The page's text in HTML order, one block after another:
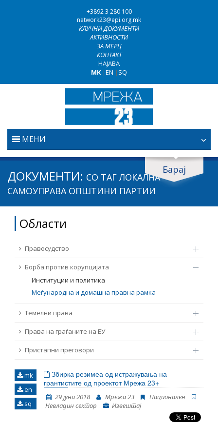
+3892 3 280 100
network23@epi.org.mk
КЛУЧНИ ДОКУМЕНТИ
АКТИВНОСТИ
ЗА МЕРЦ
КОНТАКТ
НАЈАВА
MK|EN | SQ
МЕНИ
ПОЧЕТНА
ПРАВОСУДСТВО
БОРБА ПРОТИВ КОРУПЦИЈАТА
ТЕМЕЛНИ ПРАВА
ПРИСТАПНИ ПРЕГОВОРИ
Барај
Барај документи
Барај
Област / подрачје
Извор
Таг
Датум на објавување
ДОКУМЕНТИ: СО ТАГЛОКАЛНА
САМОУПРАВА ОПШТИНИ ПАРТИИ
Области
Правосудство
Борба против корупцијата
Институции и политика
Меѓународна и домашна правна рамка
Темелни права
Права на граѓаните на ЕУ
Пристапни преговори
mk
en
sq
Збирка резимеа од истражувања на
грантистите од проектот Мрежа 23+
29 јуни 2018 Мрежа 23
Национален
Невладин сектор
Извештај